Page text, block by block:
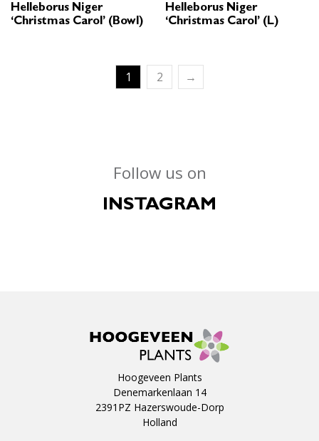
Helleborus Niger
‘Christmas Carol’ (Bowl)
Helleborus Niger
‘Christmas Carol’ (L)
1 2 →
Follow us on
INSTAGRAM
Hoogeveen Plants
Denemarkenlaan 14
2391PZ Hazerswoude-Dorp
Holland